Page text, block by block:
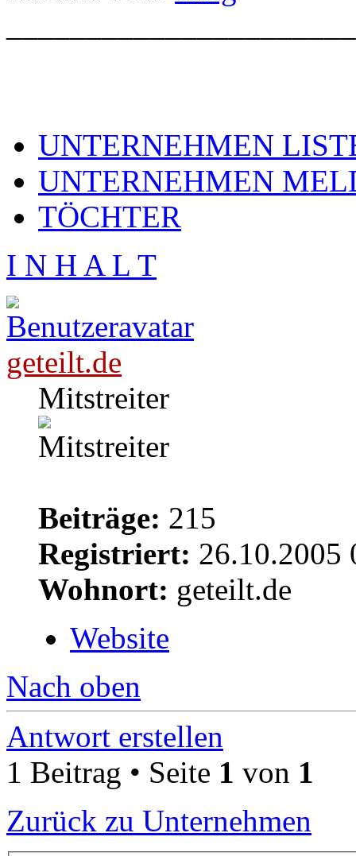
UNTERNEHMEN
UNTERNEHMEN
TÖCHTER
I N H A L T
geteilt.de
Mitstreiter
Beiträge: 215
Registriert: 26.10.2005
Wohnort: geteilt.de
Website
Nach oben
Antwort erstellen
1 Beitrag • Seite 1 von 1
Zurück zu Unternehmen